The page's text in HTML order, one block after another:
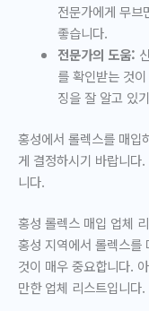
전문가에게 무브
좋습니다.
전문가의 도움:
를 확인받는 것
징을 잘 알고 있
홍성에서 롤렉스를 매입
게 결정하시기 바랍니다
니다.
홍성 롤렉스 매입 업체
홍성 지역에서 롤렉스를
것이 매우 중요합니다.
만한 업체 리스트입니다.